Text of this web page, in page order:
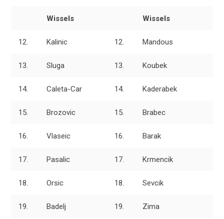
Wissels Wissels
12. Kalinic 12. Mandous
13. Sluga 13. Koubek
14. Caleta-Car 14. Kaderabek
15. Brozovic 15. Brabec
16. Vlaseic 16. Barak
17. Pasalic 17. Krmencik
18. Orsic 18. Sevcik
19. Badelj 19. Zima